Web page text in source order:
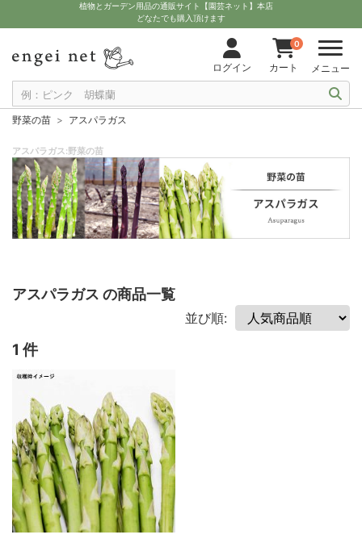
植物とガーデン用品の通販サイト【園芸ネット】本店
どなたでも購入頂けます
ログイン
0
カート メニュー
野菜の苗 アスパラガス
アスパラガス:野菜の苗
アスパラガス の商品一覧
並び順:
1 件